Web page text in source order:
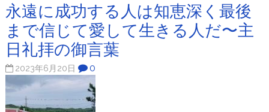
永遠に成功する人は知恵深く最後
まで信じて愛して生きる人だ〜主
日礼拝の御言葉
2023年6月20日 0